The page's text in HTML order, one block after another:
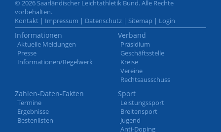
© 2026 Saarländischer Leichtathletik Bund. Alle Rechte
vorbehalten.
Kontakt | Impressum | Datenschutz | Sitemap | Login
Informationen
Aktuelle Meldungen
Presse
Informationen/Regelwerk
Verband
Präsidium
Geschäftsstelle
Kreise
Vereine
Rechtsausschuss
Zahlen-Daten-Fakten
Termine
Ergebnisse
Bestenlisten
Sport
Leistungssport
Breitensport
Jugend
Anti-Doping